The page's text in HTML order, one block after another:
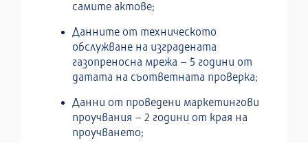
самите актове;
Данните от техническото
обслужване на изградената
газопреносна мрежа – 5 години от
датата на съответната проверка;
Данни от проведени маркетингови
проучвания – 2 години от края на
проучването;